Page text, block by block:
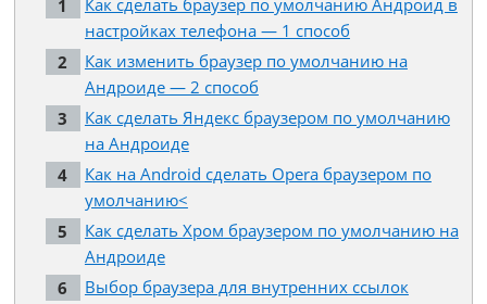
настройках телефона — 1 способ
Как изменить браузер по умолчанию на
Андроиде — 2 способ
Как сделать Яндекс браузером по умолчанию
на Андроиде
Как на Android сделать Opera браузером по
умолчанию<
Как сделать Хром браузером по умолчанию на
Андроиде
Выбор браузера для внутренних ссылок